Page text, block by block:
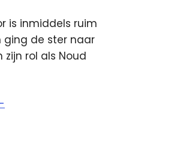
is inmiddels ruim
ging de ster naar
rol als Noud